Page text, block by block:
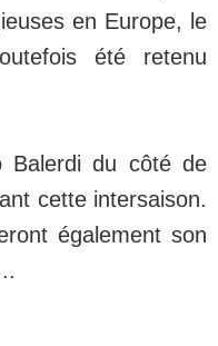
en Europe, le
été retenu
Balerdi du côté de
cette intersaison.
également son